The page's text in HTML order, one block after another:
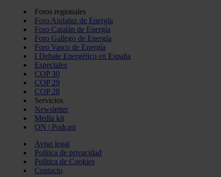
Foros regionales
Foro Andaluz de Energía
Foro Catalán de Energía
Foro Gallego de Energía
Foro Vasco de Energía
I Debate Energético en España
Especiales
COP 30
COP 29
COP 28
Servicios
Newsletter
Media kit
ON | Podcast
Aviso legal
Política de privacidad
Política de Cookies
Contacto